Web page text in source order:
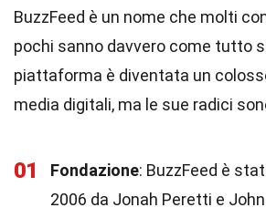
BuzzFeed è un nome che molti
pochi sanno davvero come tutto
piattaforma è diventata un
media digitali, ma le sue radici
01 Fondazione: BuzzFeed è
2006 da Jonah Peretti e